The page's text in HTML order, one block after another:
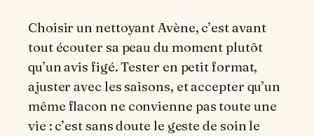
Choisir un nettoyant Avène, c’est avant
tout écouter sa peau du moment plutôt
qu’un avis figé. Tester en petit format,
ajuster avec les saisons, et accepter qu’un
même flacon ne convienne pas toute une
vie : c’est sans doute le geste de soin le